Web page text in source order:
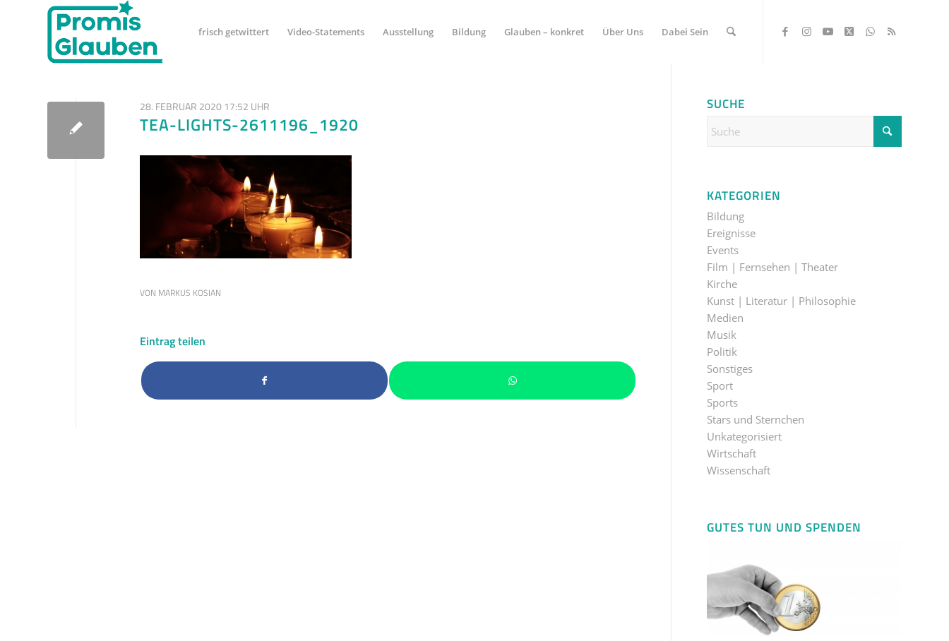
frisch getwittert Video-Statements Ausstellung Bildung Glauben – konkret Über Uns Dabei Sein
28. FEBRUAR 2020 17:52 UHR
TEA-LIGHTS-2611196_1920
VON MARKUS KOSIAN
Eintrag teilen
SUCHE
KATEGORIEN
Bildung
Ereignisse
Events
Film | Fernsehen | Theater
Kirche
Kunst | Literatur | Philosophie
Medien
Musik
Politik
Sonstiges
Sport
Sports
Stars und Sternchen
Unkategorisiert
Wirtschaft
Wissenschaft
GUTES TUN UND SPENDEN